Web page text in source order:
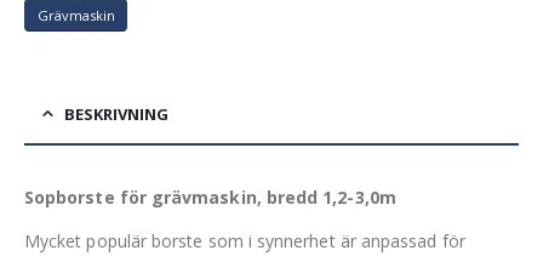
Grävmaskin
BESKRIVNING
Sopborste för grävmaskin, bredd 1,2-3,0m
Mycket populär borste som i synnerhet är anpassad för